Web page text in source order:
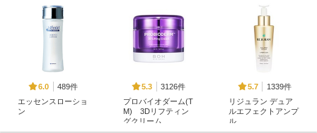
6.0
489件
エッセンスローショ
ン
5.3
3126件
プロバイオダーム(T
M) 3Dリフティン
グクリーム
5.7
1339件
リジュラン デュア
ルエフェクトアンプ
ル